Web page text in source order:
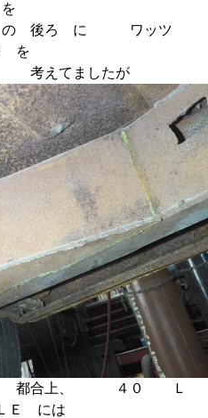
を
後ろ に ワッツ
ク を
えてましたが
都合上、 ４０ Ｌ
ＬＥ には